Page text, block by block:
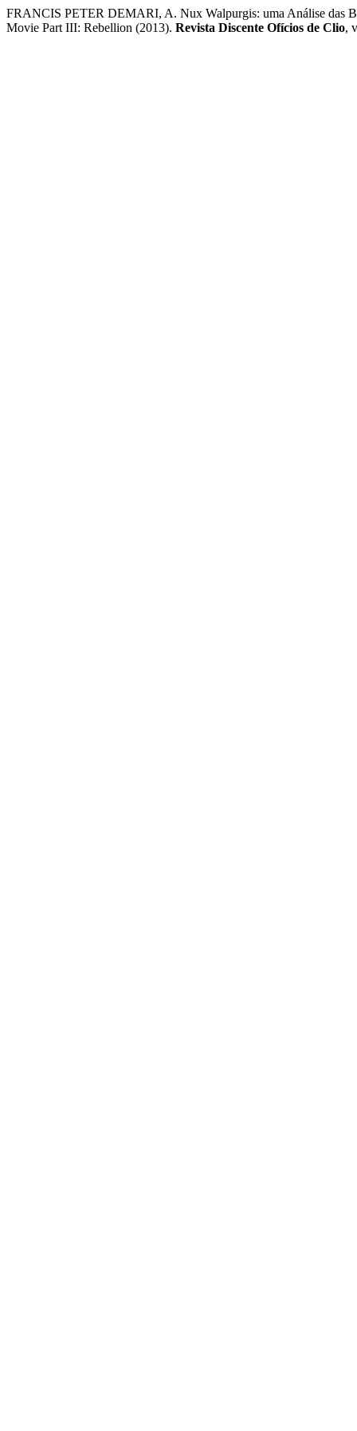
FRANCIS PETER DEMARI, A. Nux Walpurgis: uma Análise das
Movie Part III: Rebellion (2013). Revista Discente Ofícios de Clio,